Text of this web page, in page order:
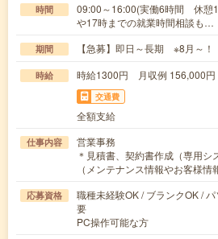
時間
09:00～16:00(実働6時間 休憩
や17時までの就業時間相談も…
期間 【急募】即日～長期 ※8月～！
時給 時給1300円 月収例 156,000円
交通費
全額支給
仕事内容
営業事務
＊見積書、契約書作成（専用シ
（メンテナンス情報やお客様
応募資格
職種未経験OK / ブランクOK /
要
PC操作可能な方